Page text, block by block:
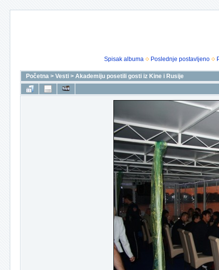
Spisak albuma Poslednje postavljeno
Početna > Vesti > Akademiju posetili gosti iz Kine i Rusije